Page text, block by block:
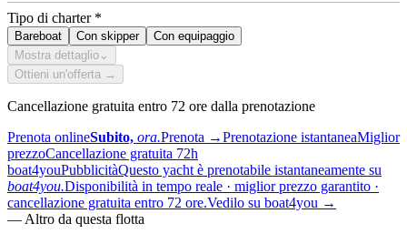
Tipo di charter *
Bareboat Con skipper
Con equipaggio
Mostra dettaglio ⌄
Ottieni un'offerta →
Cancellazione gratuita entro 72 ore dalla prenotazione
Prenota onlineSubito, ora.Prenota →Prenotazione istantaneaMiglior
prezzoCancellazione gratuita 72h
boat4youPubblicitàQuesto yacht è prenotabile istantaneamente su
boat4you.Disponibilità in tempo reale · miglior prezzo garantito ·
cancellazione gratuita entro 72 ore.Vedilo su boat4you →
— Altro da questa flotta